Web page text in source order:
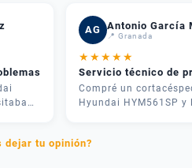
AG Antonio García
📍 Granada
★★★★★
Servicio técnico de
Compré un
Hyundai HYM561SP y
teléfono y me
tu opinión?